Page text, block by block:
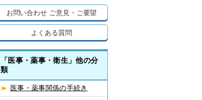
お問い合わせ ご意見・ご要望
よくある質問
「医事・薬事・衛生」他の分
類
医事・薬事関係の手続き